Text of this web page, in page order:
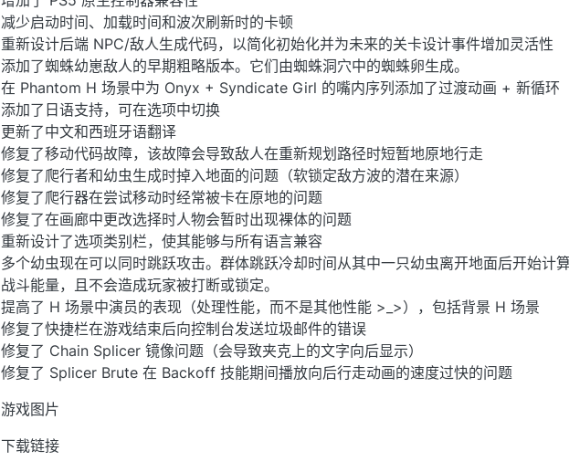
减少启动时间、加载时间和波次刷新时的卡顿
重新设计后端 NPC/敌人生成代码，以简化初始化并为未来的关卡设计事件增加灵活性
添加了蜘蛛幼崽敌人的早期粗略版本。它们由蜘蛛洞穴中的蜘蛛卵生成。
在 Phantom H 场景中为 Onyx + Syndicate Girl 的嘴内序列添加了过渡动画 + 新循环
添加了日语支持，可在选项中切换
更新了中文和西班牙语翻译
修复了移动代码故障，该故障会导致敌人在重新规划路径时短暂地原地行走
修复了爬行者和幼虫生成时掉入地面的问题（软锁定敌方波的潜在来源）
修复了爬行器在尝试移动时经常被卡在原地的问题
修复了在画廊中更改选择时人物会暂时出现裸体的问题
重新设计了选项类别栏，使其能够与所有语言兼容
多个幼虫现在可以同时跳跃攻击。群体跳跃冷却时间从其中一只幼虫离开地面后开始计
战斗能量，且不会造成玩家被打断或锁定。
提高了 H 场景中演员的表现（处理性能，而不是其他性能 >_>），包括背景 H 场景
修复了快捷栏在游戏结束后向控制台发送垃圾邮件的错误
修复了 Chain Splicer 镜像问题（会导致夹克上的文字向后显示）
修复了 Splicer Brute 在 Backoff 技能期间播放向后行走动画的速度过快的问题
游戏图片
下载链接